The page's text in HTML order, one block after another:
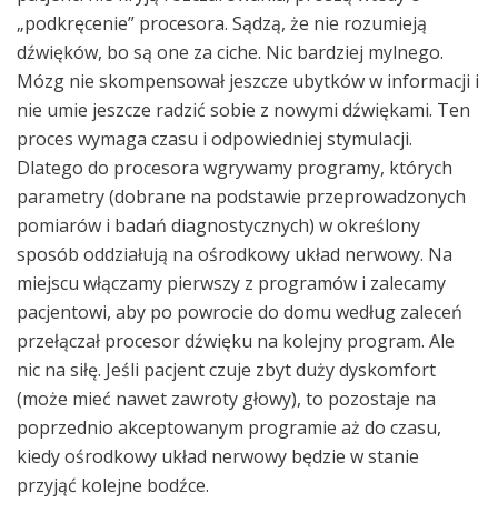
„podkręcenie” procesora. Sądzą, że nie rozumieją
dźwięków, bo są one za ciche. Nic bardziej mylnego.
Mózg nie skompensował jeszcze ubytków w informacji i
nie umie jeszcze radzić sobie z nowymi dźwiękami. Ten
proces wymaga czasu i odpowiedniej stymulacji.
Dlatego do procesora wgrywamy programy, których
parametry (dobrane na podstawie przeprowadzonych
pomiarów i badań diagnostycznych) w określony
sposób oddziałują na ośrodkowy układ nerwowy. Na
miejscu włączamy pierwszy z programów i zalecamy
pacjentowi, aby po powrocie do domu według zaleceń
przełączał procesor dźwięku na kolejny program. Ale
nic na siłę. Jeśli pacjent czuje zbyt duży dyskomfort
(może mieć nawet zawroty głowy), to pozostaje na
poprzednio akceptowanym programie aż do czasu,
kiedy ośrodkowy układ nerwowy będzie w stanie
przyjąć kolejne bodźce.